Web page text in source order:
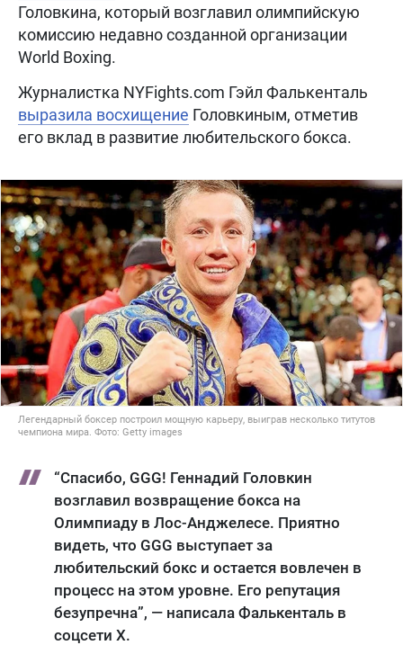
Головкина, который возглавил олимпийскую
комиссию недавно созданной организации
World Boxing.
Журналистка NYFights.com Гэйл Фалькенталь
выразила восхищение Головкиным, отметив
его вклад в развитие любительского бокса.
Легендарный боксер построил мощную карьеру, выиграв несколько титутов
чемпиона мира. Фото: Getty images
“Спасибо, GGG! Геннадий Головкин
возглавил возвращение бокса на
Олимпиаду в Лос-Анджелесе. Приятно
видеть, что GGG выступает за
любительский бокс и остается вовлечен в
процесс на этом уровне. Его репутация
безупречна”, — написала Фалькенталь в
соцсети Х.